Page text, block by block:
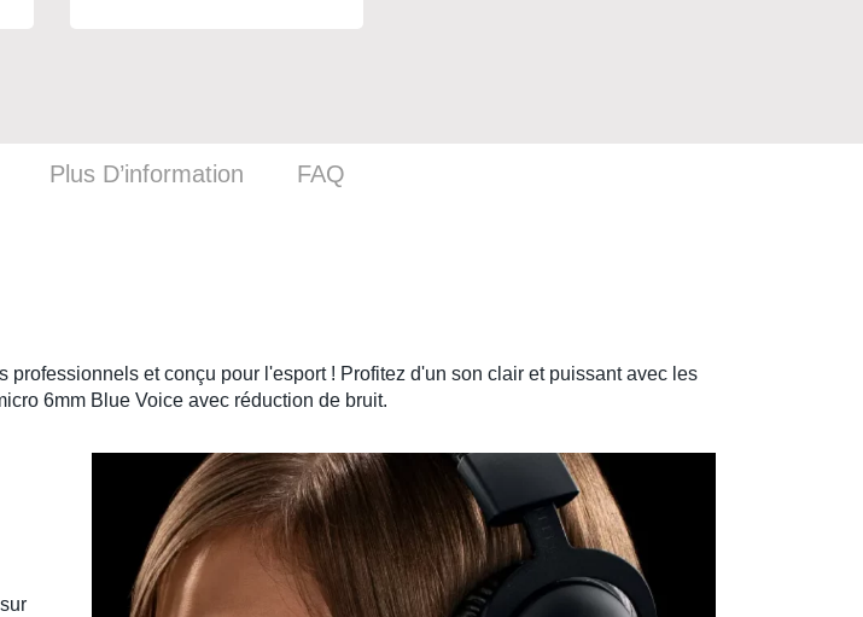
professionnels et conçu pour l'esport! Profitez d'un son clair et puissant avec les
6mm Blue Voice avec réduction de bruit.
Plus D’information FAQ